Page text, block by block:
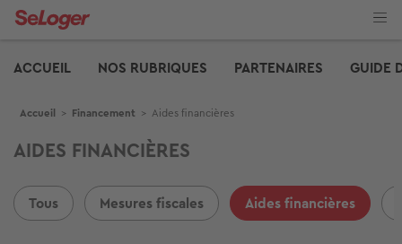
Aller
ACCUEIL
NOS RUBRIQUES PARTENAIRES GUIDE
Fil d'Ariane
Accueil > Financement > Aides financières
AIDES FINANCIÈRES
Tous Mesures fiscales Aides financières